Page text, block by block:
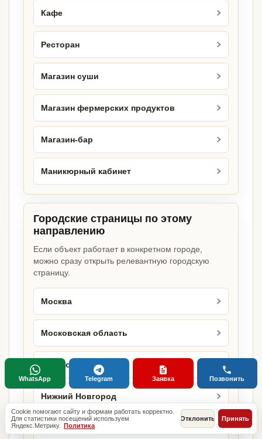
Кафе
Ресторан
Магазин суши
Магазин фермерских продуктов
Магазин-бар
Маникюрный кабинет
Городские страницы по этому
направлению
Если объект работает в конкретном городе,
можно сразу открыть релевантную городскую
страницу.
Москва
Московская область
Красноярск
Нижний Новгород
Челябинск
Cookie помогают сайту и формам работать корректно.
Для статистики посещений используем
Яндекс.Метрику. Политика
Отклонить Принять
WhatsApp Telegram Заявка Позвонить